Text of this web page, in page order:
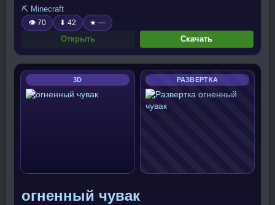
⛏️ Minecraft
👁 70 ⬇ 42 ★ —
Открыть Скачать
3D РАЗВЕРТКА
огненный чувак